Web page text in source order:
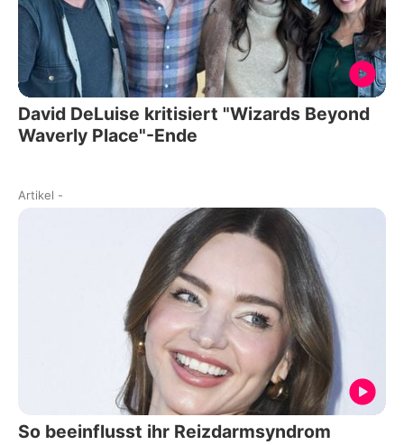
David DeLuise kritisiert "Wizards Beyond
Waverly Place"-Ende
Artikel -
So beeinflusst ihr Reizdarmsyndrom